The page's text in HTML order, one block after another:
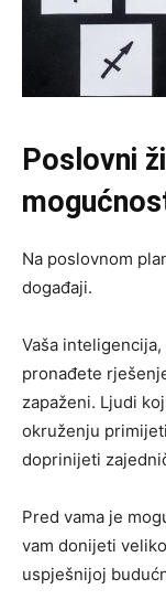
Poslovni
Na poslovnom
događaji.
Vaša
pronađete
zapaženi. Ljudi
okruženju
doprinijeti
Pred vama je
vam donijeti
uspješnijoj